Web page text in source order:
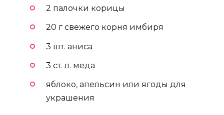
2 палочки корицы
20 г свежего корня имбиря
3 шт. аниса
3 ст. л. меда
яблоко, апельсин или ягоды для
украшения